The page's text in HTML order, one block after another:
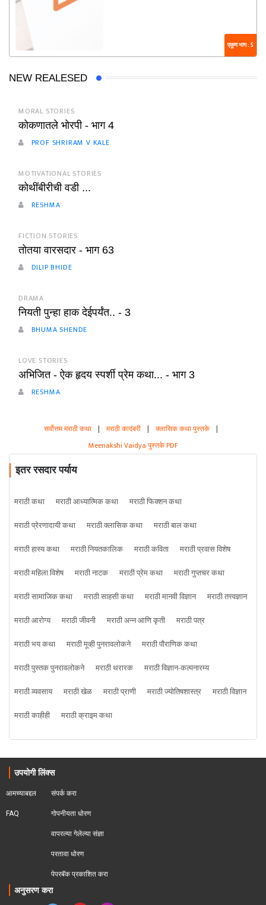
एकूण भाग : 5
NEW REALESED
MORAL STORIES
कोकणातले भोरपी - भाग 4
PROF SHRIRAM V KALE
MOTIVATIONAL STORIES
कोथींबीरीची वडी ...
RESHMA
FICTION STORIES
तोतया वारसदार - भाग 63
DILIP BHIDE
DRAMA
नियती पुन्हा हाक देईपर्यंत.. - 3
BHUMA SHENDE
LOVE STORIES
अभिजित - ऐक हृदय स्पर्शी प्रेम कथा... - भाग 3
RESHMA
सर्वोत्तम मराठी कथा | मराठी कादंबरी | क्लासिक कथा पुस्तके |
Meenakshi Vaidya पुस्तके PDF
इतर रसदार पर्याय
मराठी कथा मराठी आध्यात्मिक कथा
मराठी फिक्शन कथा
मराठी प्रेरणादायी कथा
मराठी क्लासिक कथा
मराठी बाल कथा
मराठी हास्य कथा
मराठी नियतकालिक मराठी कविता
मराठी प्रवास विशेष
मराठी महिला विशेष
मराठी नाटक मराठी प्रेम कथा
मराठी गुप्तचर कथा
मराठी सामाजिक कथा
मराठी साहसी कथा मराठी मानवी विज्ञान
मराठी तत्त्वज्ञान
मराठी आरोग्य
मराठी जीवनी मराठी अन्न आणि कृती
मराठी पत्र
मराठी भय कथा
मराठी मूव्ही पुनरावलोकने
मराठी पौराणिक कथा
मराठी पुस्तक पुनरावलोकने
मराठी थरारक
मराठी विज्ञान-कल्पनारम्य
मराठी व्यवसाय
मराठी खेळ मराठी प्राणी मराठी ज्योतिषशास्त्र
मराठी विज्ञान
मराठी काहीही
मराठी क्राइम कथा
उपयोगी लिंक्स
आमच्याबद्दल
FAQ
संपर्क करा
गोपनीयता धोरण
वापरल्या गेलेल्या संज्ञा
परतावा धोरण
पेपरबॅक प्रकाशित करा
अनुसरण करा